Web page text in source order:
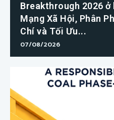
Breakthrough 2026 ở
Mạng Xã Hội, Phân
Chí và Tối Ưu...
07/08/2026